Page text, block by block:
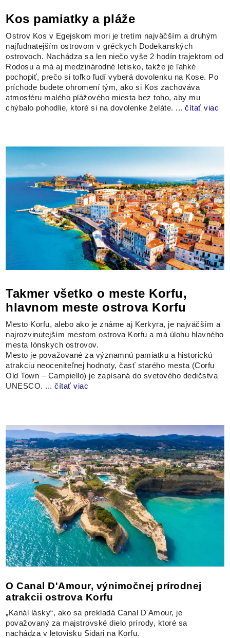
Kos pamiatky a pláže
Ostrov Kos v Egejskom mori je tretím najväčším a druhým
najľudnatejším ostrovom v gréckych Dodekanských
ostrovoch. Nachádza sa len niečo vyše 2 hodín trajektom od
Rodosu a má aj medzinárodné letisko, takže je ľahké
pochopiť, prečo si toľko ľudí vyberá dovolenku na Kose. Po
príchode budete ohromení tým, ako si Kos zachováva
atmosféru malého plážového miesta bez toho, aby mu
chýbalo pohodlie, ktoré si na dovolenke želáte. ...čítať viac
Takmer všetko o meste Korfu,
hlavnom meste ostrova Korfu
Mesto Korfu, alebo ako je známe aj Kerkyra, je najväčším a
najrozvinutejším mestom ostrova Korfu a má úlohu hlavného
mesta Iónskych ostrovov.
Mesto je považované za významnú pamiatku a historickú
atrakciu neoceniteľnej hodnoty, časť starého mesta (Corfu
Old Town – Campiello) je zapísaná do svetového dedičstva
UNESCO. ...čítať viac
O Canal D'Amour, výnimočnej prírodnej
atrakcii ostrova Korfu
„Kanál lásky“, ako sa prekladá Canal D'Amour, je
považovaný za majstrovské dielo prírody, ktoré sa
nachádza v letovisku Sidari na Korfu.